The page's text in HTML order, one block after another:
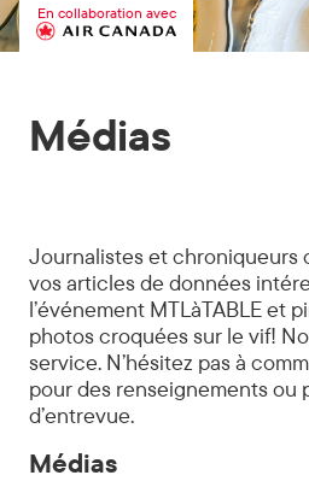
En collaboration avec
Médias
Journalistes et chroniqueurs
vos articles de données
l’événement MTLàTABLE et
photos croquées sur le vif!
service. N’hésitez pas à
pour des renseignements ou
d’entrevue.
Médias